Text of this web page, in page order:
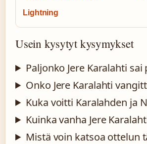
Lightning
Usein kysytyt kysymykset
Paljonko Jere Karalahti
Onko Jere Karalahti
Kuka voitti Karalahden ja
Kuinka vanha Jere
Mistä voin katsoa ottelun